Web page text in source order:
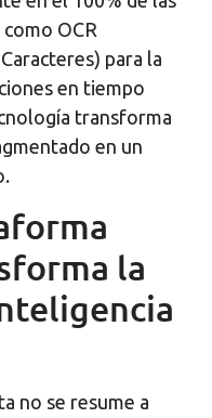
OCR
para la
en tiempo
transforma
en un
la
no se resume a